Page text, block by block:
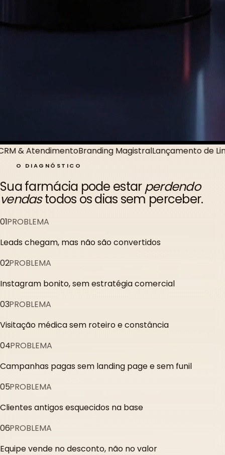
MagistralLançamento de LinhasTráfego Pago
O DIAGNÓSTICO
Sua farmácia pode estarperdendo
vendastodos os dias sem perceber.
01PROBLEMA
Leads chegam, mas não são convertidos
02PROBLEMA
Instagram bonito, sem estratégia comercial
03PROBLEMA
Visitação médica sem roteiro e constância
04PROBLEMA
Campanhas pagas sem landing page e sem funil
05PROBLEMA
Clientes antigos esquecidos na base
06PROBLEMA
Equipe vende no desconto, não no valor